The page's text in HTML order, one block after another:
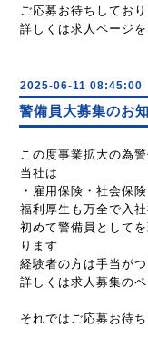
ご応募お待ちしており
詳しくは求人ページを
2025-06-11 08:45:00
警備員大募集のお
この度事業拡大の為
当社は
・雇用保険・社会保
福利厚生も万全で入
初めて警備員として
ります
経験者の方は手当が
詳しくは求人募集の
それではご応募お待